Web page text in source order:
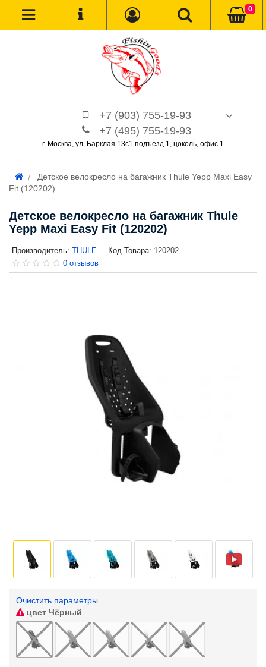
+7 (903) 755-19-93
+7 (495) 755-19-93
г. Москва, ул. Барклая 13с1 подъезд 1, цоколь, офис 1
0
Детское велокресло на багажник Thule Yepp Maxi Easy
Fit (120202)
Детское велокресло на багажник Thule
Yepp Maxi Easy Fit (120202)
Производитель: THULE Код Товара: 120202
0 отзывов
Очистить параметры
цвет Чёрный